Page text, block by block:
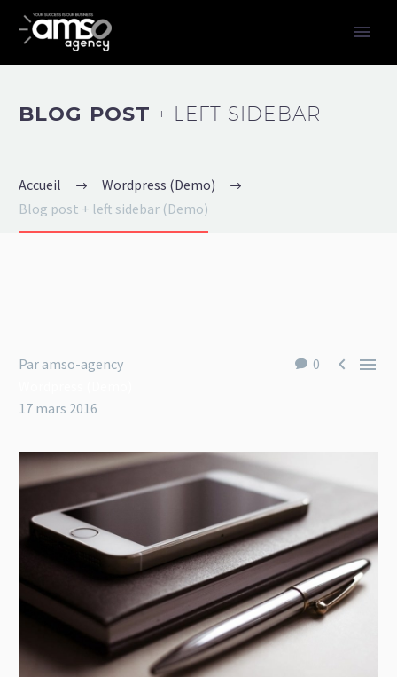
BLOG POST+ LEFT SIDEBAR
Accueil
Wordpress (Demo)
Blog post + left sidebar (Demo)
0  
Par amso-agency
17 mars 2016